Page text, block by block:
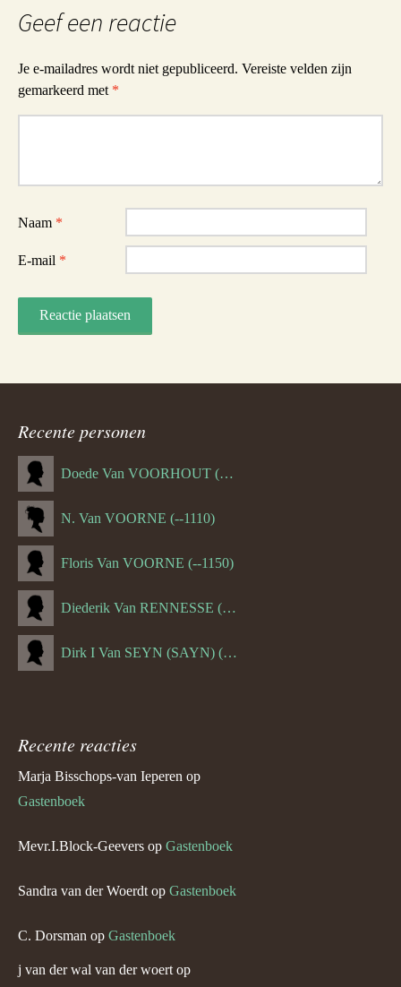
Geef een reactie
Je e-mailadres wordt niet gepubliceerd. Vereiste velden zijn
gemarkeerd met *
Naam *
E-mail *
Recente personen
Doede Van VOORHOUT (Van FORNEHOLT) (--1101)
N. Van VOORNE (--1110)
Floris Van VOORNE (--1150)
Diederik Van RENNESSE (--1144)
Dirk I Van SEYN (SAYN) (--1120)
Recente reacties
Marja Bisschops-van Ieperen op
Gastenboek
Mevr.I.Block-Geevers op Gastenboek
Sandra van der Woerdt op Gastenboek
C. Dorsman op Gastenboek
j van der wal van der woert op